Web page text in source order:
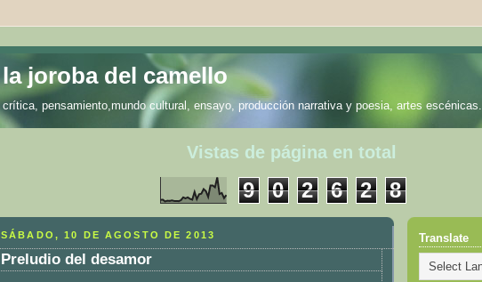
la joroba del camello
crítica, pensamiento,mundo cultural, ensayo, producción narrativa y poesia, artes escénicas.
Vistas de página en total
9 0 2 6 2 8
SÁBADO, 10 DE AGOSTO DE 2013
Preludio del desamor
Translate